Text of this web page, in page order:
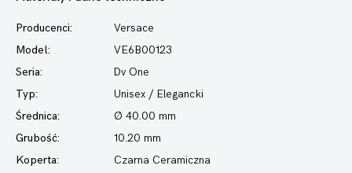
Producenci:
Versace
Model:
VE6B00123
Seria:
Dv One
Typ:
Unisex / Elegancki
Średnica:
Ø 40.00 mm
Grubość:
10.20 mm
Koperta:
Czarna Ceramiczna